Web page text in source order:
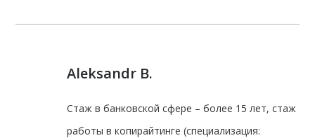
Aleksandr B.
Стаж в банковской сфере – более 15 лет, стаж
работы в копирайтинге (специализация: